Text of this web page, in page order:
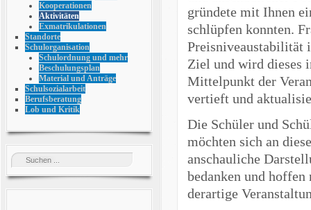
Kooperationen
Aktivitäten
Exmatrikulationen
Standorte
Schulorganisation
Schulordnung und mehr
Beschulungsplan
Material und Anträge
Schulsozialarbeit
Berufsberatung
Lob und Kritik
gründete mit Ihnen
schlüpfen konnten.
Preisniveaustabilität
Ziel und wird dieses
Mittelpunkt der
vertieft und
Die Schüler und
möchten sich an
anschauliche
bedanken und
derartige